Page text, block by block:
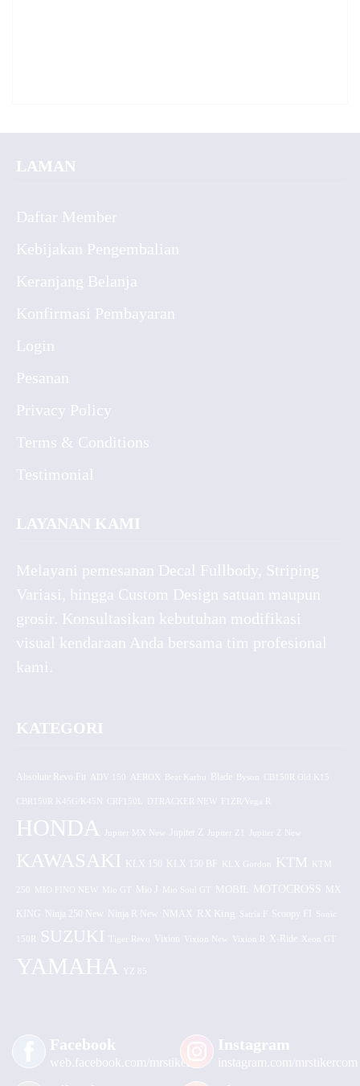
LAMAN
Daftar Member
Kebijakan Pengembalian
Keranjang Belanja
Konfirmasi Pembayaran
Login
Pesanan
Privacy Policy
Terms & Conditions
Testimonial
LAYANAN KAMI
Melayani pemesanan Decal Fullbody, Striping
Variasi, hingga Custom Design satuan maupun
grosir. Konsultasikan kebutuhan modifikasi
visual kendaraan Anda bersama tim profesional
kami.
KATEGORI
Absolute Revo Fit ADV 150 AEROX CB150R Old K15
CBR150R K45G/K45N CRF150L DTRACKER NEW F1ZR/Vega R
HONDA Jupiter MX New Jupiter Z Jupiter Z1 Jupiter Z New
KAWASAKI KLX 150 KLX 150 BF KLX Gordon KTM KTM
250 MIO FINO NEW Mio GT Mio J Mio Soul GT MOBIL MOTOCROSS MX
KING Ninja 250 New Ninja R New NMAX RX King Satria F Scoopy FI Sonic
150R SUZUKI Tiger Revo Vixion Vixion New Vixion R X-Ride Xeon GT
YAMAHA YZ 85
Facebook
web.facebook.com/mrstiker
Instagram
instagram.com/mrstikercom